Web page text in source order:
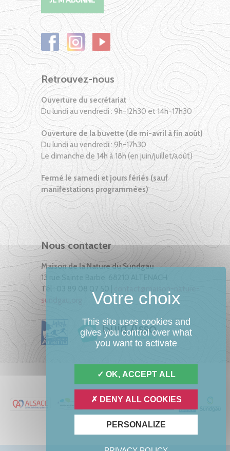
Retrouvez-nous
Ouverture du secrétariat
Du lundi au vendredi : 9h-12h30 et 14h-17h30
Ouverture de la buvette (de mi-avril à fin août)
Du lundi au vendredi : 9h-17h30
Le dimanche de 14h à 18h (en juin/juillet/août)
Fermé le samedi et jours fériés (sauf
manifestations programmées)
Nous contacter
Maison de la Nature du Sundgau
13 rue Sainte Barbe, 68210 ALTENACH
Tél : 03 89 08 07 50 |
sundgau.org
This site uses cookies and
gives you control over what
you want to activate
OK, ACCEPT ALL
DENY ALL COOKIES
PERSONALIZE